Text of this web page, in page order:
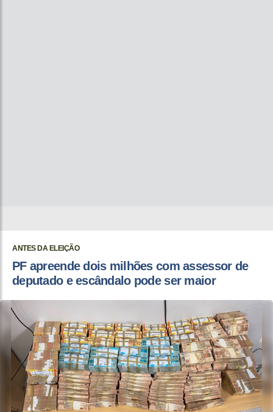
ANTES DA ELEIÇÃO
PF apreende dois milhões com assessor de
deputado e escândalo pode ser maior